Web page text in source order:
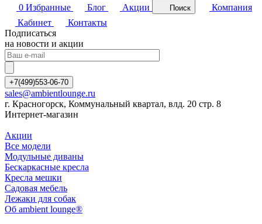
0 Избранные Блог Акции Поиск
Компания
Кабинет
Контакты
Подписаться
на новости и акции
+7(499)553-06-70
sales@ambientlounge.ru
г. Красногорск, Коммунальный квартал, влд. 20 стр. 8
Интернет-магазин
Акции
Все модели
Модульные диваны
Бескаркасные кресла
Кресла мешки
Садовая мебель
Лежаки для собак
Об ambient lounge®